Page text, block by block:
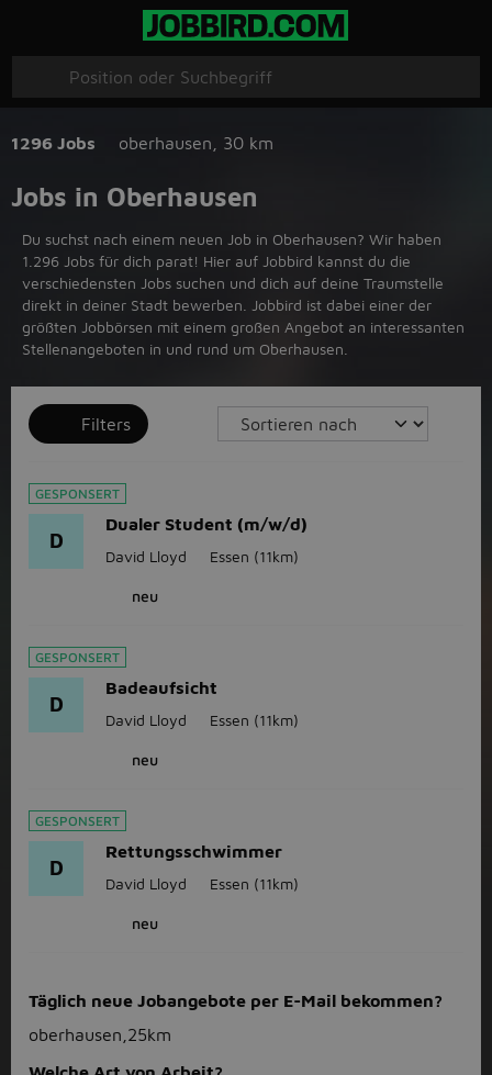
1296 Jobs oberhausen 30 km
Jobs in Oberhausen
Du suchst nach einem neuen Job in Oberhausen? Wir haben
1.296 Jobs für dich parat! Hier auf Jobbird kannst du die
verschiedensten Jobs suchen und dich auf deine Traumstelle
direkt in deiner Stadt bewerben. Jobbird ist dabei einer der
größten Jobbörsen mit einem großen Angebot an interessanten
Stellenangeboten in und rund um Oberhausen.
Filters
GESPONSERT
D
Dualer Student (m/w/d)
David Lloyd Essen (11km)
neu
GESPONSERT
D
Badeaufsicht
David Lloyd Essen (11km)
neu
GESPONSERT
D
Rettungsschwimmer
David Lloyd Essen (11km)
neu
Täglich neue Jobangebote per E-Mail bekommen?
oberhausen,25km